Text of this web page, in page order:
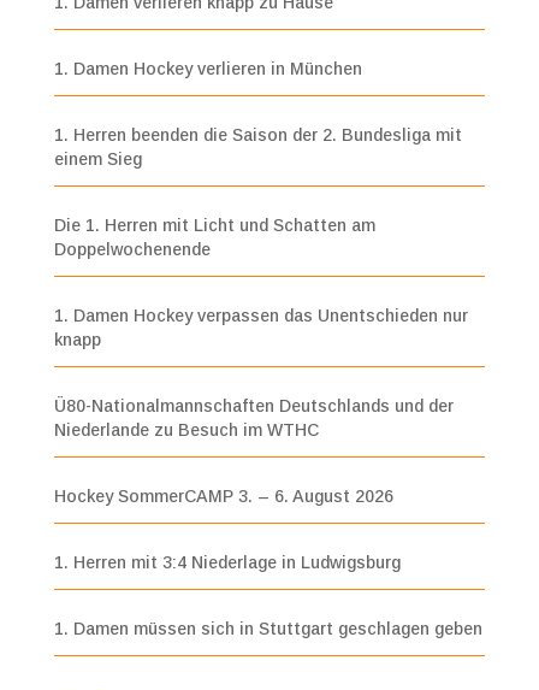
1. Damen Hockey verlieren in München
1. Herren beenden die Saison der 2. Bundesliga mit
einem Sieg
Die 1. Herren mit Licht und Schatten am
Doppelwochenende
1. Damen Hockey verpassen das Unentschieden nur
knapp
Ü80-Nationalmannschaften Deutschlands und der
Niederlande zu Besuch im WTHC
Hockey SommerCAMP 3. – 6. August 2026
1. Herren mit 3:4 Niederlage in Ludwigsburg
1. Damen müssen sich in Stuttgart geschlagen geben